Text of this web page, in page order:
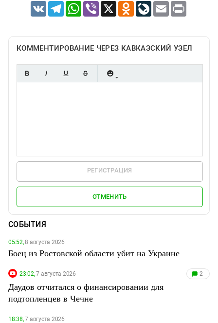
VK TelegramWhatsApp
Viber X Odnoklassniki
LiveJournal
Email Print
КОММЕНТИРОВАНИЕ ЧЕРЕЗ КАВКАЗСКИЙ УЗЕЛ
РЕГИСТРАЦИЯ
ОТМЕНИТЬ
СОБЫТИЯ
05:52,8 августа 2026
Боец из Ростовской области убит на Украине
23:02,7 августа 2026 2
Даудов отчитался о финансировании для
подтопленцев в Чечне
18:38,7 августа 2026